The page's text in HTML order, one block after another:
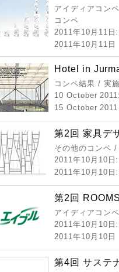
アイディアコン
コンペ
2011年10月11日
2011年10月11日
Hotel in
コンペ結果 / 実
10 October 2011
15 October
第2回 家具デ
その他のコンペ
2011年10月10日
2011年10月10日
第2回
アイディアコン
2011年10月10日
2011年10月10日
第4回 サステ